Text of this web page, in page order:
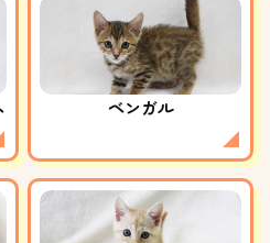
ベンガル